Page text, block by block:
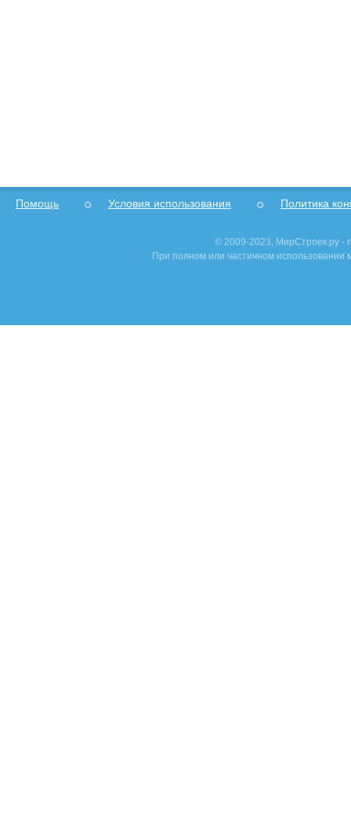
Помощь Условия использования Политика
© 2009-2023, МирСтроек.ру -
При полном или частичном использовании